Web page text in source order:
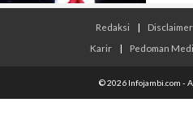
Redaksi | Disclaimer
Karir
| Pedoman
© 2026 Infojambi.com -